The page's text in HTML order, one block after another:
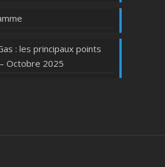
: les principaux points
Octobre 2025